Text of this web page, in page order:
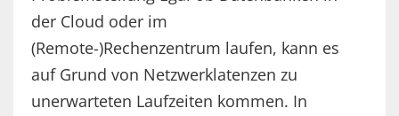
der Cloud oder im
(Remote-)Rechenzentrum laufen, kann es
auf Grund von Netzwerklatenzen zu
unerwarteten Laufzeiten kommen. In